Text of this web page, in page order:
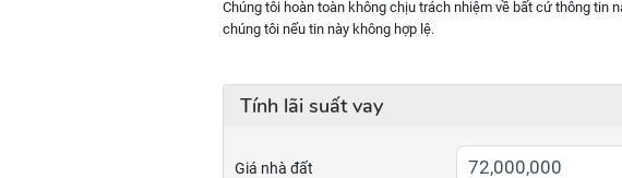
Chúng tôi hoàn toàn không chịu trách nhiệm về bất cứ thông tin
chúng tôi nếu tin này không hợp lệ.
Tính lãi suất vay
Giá nhà đất